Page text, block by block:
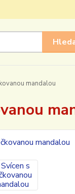
mandalou